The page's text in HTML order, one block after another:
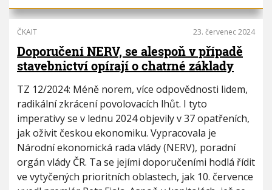
ČKAIT 23. červenec 2024
Doporučení NERV, se alespoň v případě
stavebnictví opírají o chatrné základy
TZ 12/2024: Méně norem, více odpovědnosti lidem,
radikální zkrácení povolovacích lhůt. I tyto
imperativy se v lednu 2024 objevily v 37 opatřeních,
jak oživit českou ekonomiku. Vypracovala je
Národní ekonomická rada vlády (NERV), poradní
orgán vlády ČR. Ta se jejími doporučeními hodlá řídit
ve vytyčených prioritních oblastech, jak 10. července